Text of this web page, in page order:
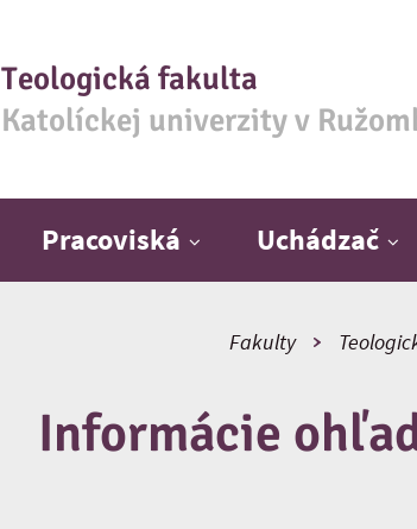
Teologická fakulta
Katolíckej univerzity v
Pracoviská Uchádzač
Fakulty
Informácie